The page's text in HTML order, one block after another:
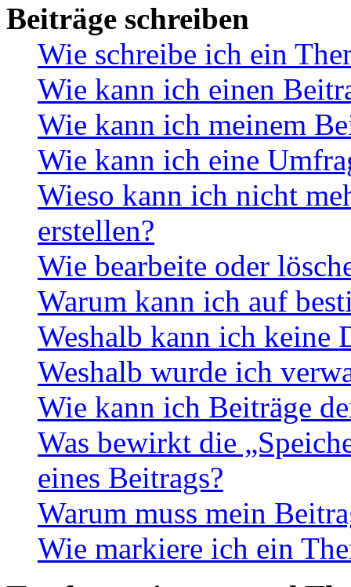
Beiträge schreiben
Wie schreibe ich ein
Wie kann ich einen
Wie kann ich meinem
Wie kann ich eine
Wieso kann ich nicht
erstellen?
Wie bearbeite oder
Warum kann ich auf
Weshalb kann ich keine
Weshalb wurde ich
Wie kann ich Beiträge
Was bewirkt die
eines Beitrags?
Warum muss mein
Wie markiere ich ein